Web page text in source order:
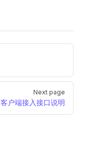
Next page
客户端接入接口说明